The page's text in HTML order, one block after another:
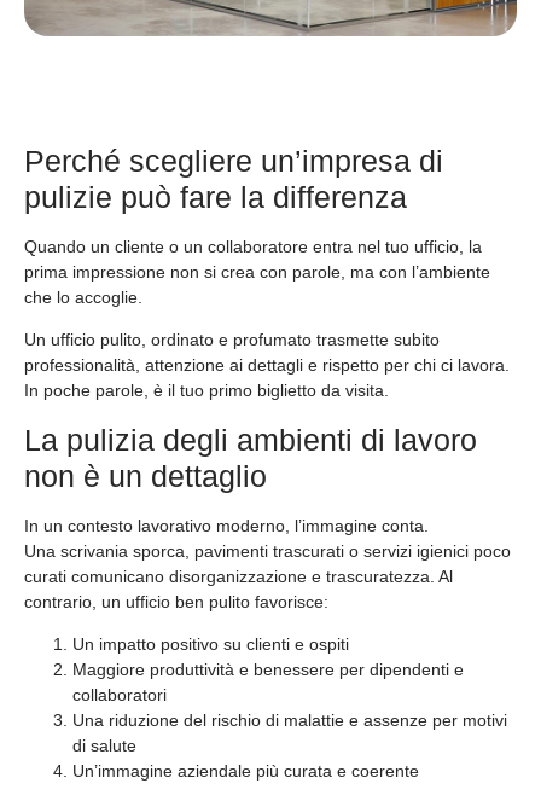
Perché scegliere un’impresa di
pulizie può fare la differenza
Quando un cliente o un collaboratore entra nel tuo ufficio, la
prima impressione non si crea con parole, ma con l’ambiente
che lo accoglie.
Un ufficio pulito, ordinato e profumato trasmette subito
professionalità, attenzione ai dettagli e rispetto per chi ci lavora.
In poche parole, è il tuo primo biglietto da visita.
La pulizia degli ambienti di lavoro
non è un dettaglio
In un contesto lavorativo moderno, l’immagine conta.
Una scrivania sporca, pavimenti trascurati o servizi igienici poco
curati comunicano disorganizzazione e trascuratezza. Al
contrario, un ufficio ben pulito favorisce:
Un impatto positivo su clienti e ospiti
Maggiore produttività e benessere per dipendenti e
collaboratori
Una riduzione del rischio di malattie e assenze per motivi
di salute
Un’immagine aziendale più curata e coerente